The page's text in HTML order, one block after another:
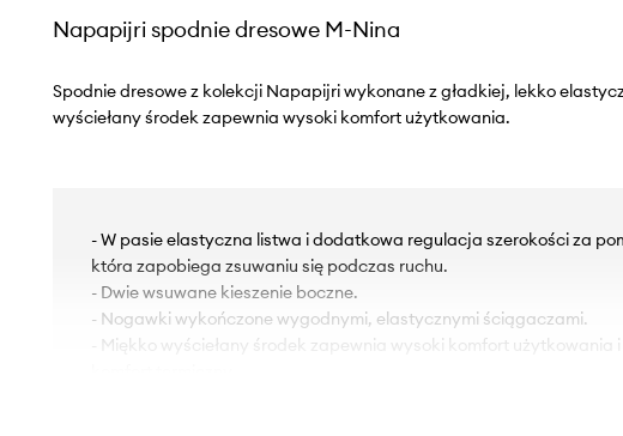
Napapijri spodnie dresowe M-Nina
Spodnie dresowe z kolekcji Napapijri wykonane z gładkiej, lekko
wyściełany środek zapewnia wysoki komfort użytkowania.
- W pasie elastyczna listwa i dodatkowa regulacja szerokości za
która zapobiega zsuwaniu się podczas ruchu.
- Dwie wsuwane kieszenie boczne.
- Nogawki wykończone wygodnymi, elastycznymi ściągaczami.
- Miękko wyściełany środek zapewnia wysoki komfort użytkowania